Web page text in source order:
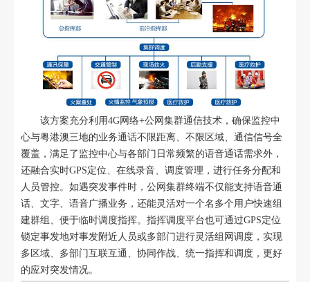
该方案充分利用4G网络+公网集群通信技术，确保监控中
心与粤港澳三地的业务通话不限距离、不限区域、通信信号全
覆盖，满足了监控中心与各部门日常频繁的语音通话需求外，
还融合实时GPS定位、在线录音、调度管理，进行任务分配和
人员管控。如遇突发事件时，公网集群终端不仅能支持语音通
话、文字、语音广播业务，还能灵活对一个名多个用户快速组
建群组、便于临时调度指挥。指挥调度平台也可通过GPS定位
锁定事发地对事发附近人员或多部门进行灵活组网调度，实现
多区域、多部门互联互通、协同作战、统一指挥和调度，更好
的应对突发情况。